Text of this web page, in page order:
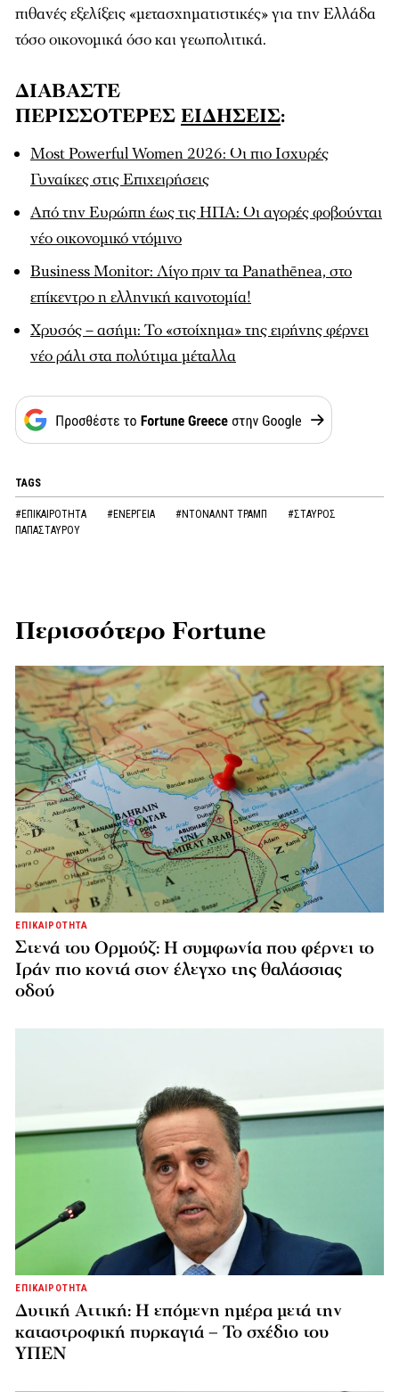
πιθανές εξελίξεις «μετασχηματιστικές» για την Ελλάδα
τόσο οικονομικά όσο και γεωπολιτικά.
ΔΙΑΒΑΣΤΕ
ΠΕΡΙΣΣΟΤΕΡΕΣ ΕΙΔΗΣΕΙΣ:
Most Powerful Women 2026: Οι πιο Ισχυρές
Γυναίκες στις Επιχειρήσεις
Από την Ευρώπη έως τις ΗΠΑ: Οι αγορές φοβούνται
νέο οικονομικό ντόμινο
Business Monitor: Λίγο πριν τα Panathēnea, στο
επίκεντρο η ελληνική καινοτομία!
Χρυσός – ασήμι: Το «στοίχημα» της ειρήνης φέρνει
νέο ράλι στα πολύτιμα μέταλλα
TAGS
#ΕΠΙΚΑΙΡΟΤΗΤΑ #ΕΝΕΡΓΕΙΑ #ΝΤΟΝΑΛΝΤ ΤΡΑΜΠ
#ΣΤΑΥΡΟΣ
ΠΑΠΑΣΤΑΥΡΟΥ
Περισσότερο Fortune
ΕΠΙΚΑΙΡΟΤΗΤΑ
Στενά του Ορμούζ: Η συμφωνία που φέρνει το
Ιράν πιο κοντά στον έλεγχο της θαλάσσιας
οδού
ΕΠΙΚΑΙΡΟΤΗΤΑ
Δυτική Αττική: Η επόμενη ημέρα μετά την
καταστροφική πυρκαγιά – Το σχέδιο του
ΥΠΕΝ